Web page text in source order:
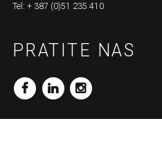
Tel: + 387 (0)51 235 410
PRATITE NAS
_FB _LN _INS